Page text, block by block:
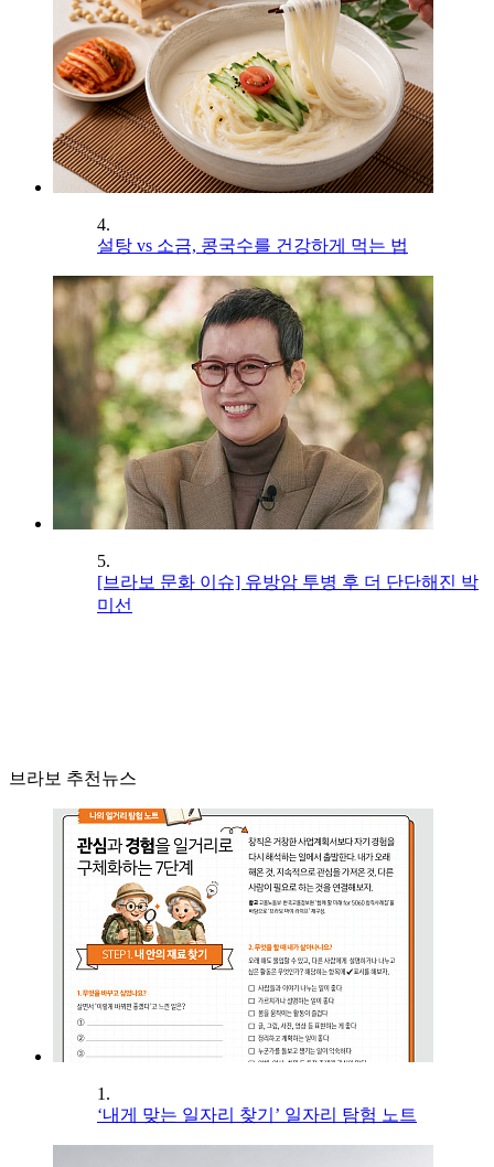
4.
설탕 vs 소금, 콩국수를 건강하게 먹는 법
5.
[브라보 문화 이슈] 유방암 투병 후 더 단단해진 박
미선
브라보 추천뉴스
1.
‘내게 맞는 일자리 찾기’ 일자리 탐험 노트